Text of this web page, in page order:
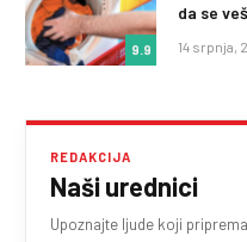
9.9
da se
14 srpnja,
REDAKCIJA
Naši urednici
Upoznajte ljude koji